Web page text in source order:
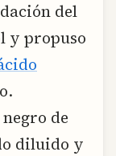
del
y propuso
de
diluido y